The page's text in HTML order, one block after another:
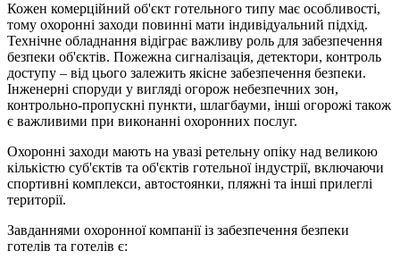
Кожен комерційний об'єкт готельного типу має особливості,
тому охоронні заходи повинні мати індивідуальний підхід.
Технічне обладнання відіграє важливу роль для забезпечення
безпеки об'єктів. Пожежна сигналізація, детектори, контроль
доступу – від цього залежить якісне забезпечення безпеки.
Інженерні споруди у вигляді огорож небезпечних зон,
контрольно-пропускні пункти, шлагбауми, інші огорожі також
є важливими при виконанні охоронних послуг.
Охоронні заходи мають на увазі ретельну опіку над великою
кількістю суб'єктів та об'єктів готельної індустрії, включаючи
спортивні комплекси, автостоянки, пляжні та інші прилеглі
території.
Завданнями охоронної компанії із забезпечення безпеки
готелів та готелів є: